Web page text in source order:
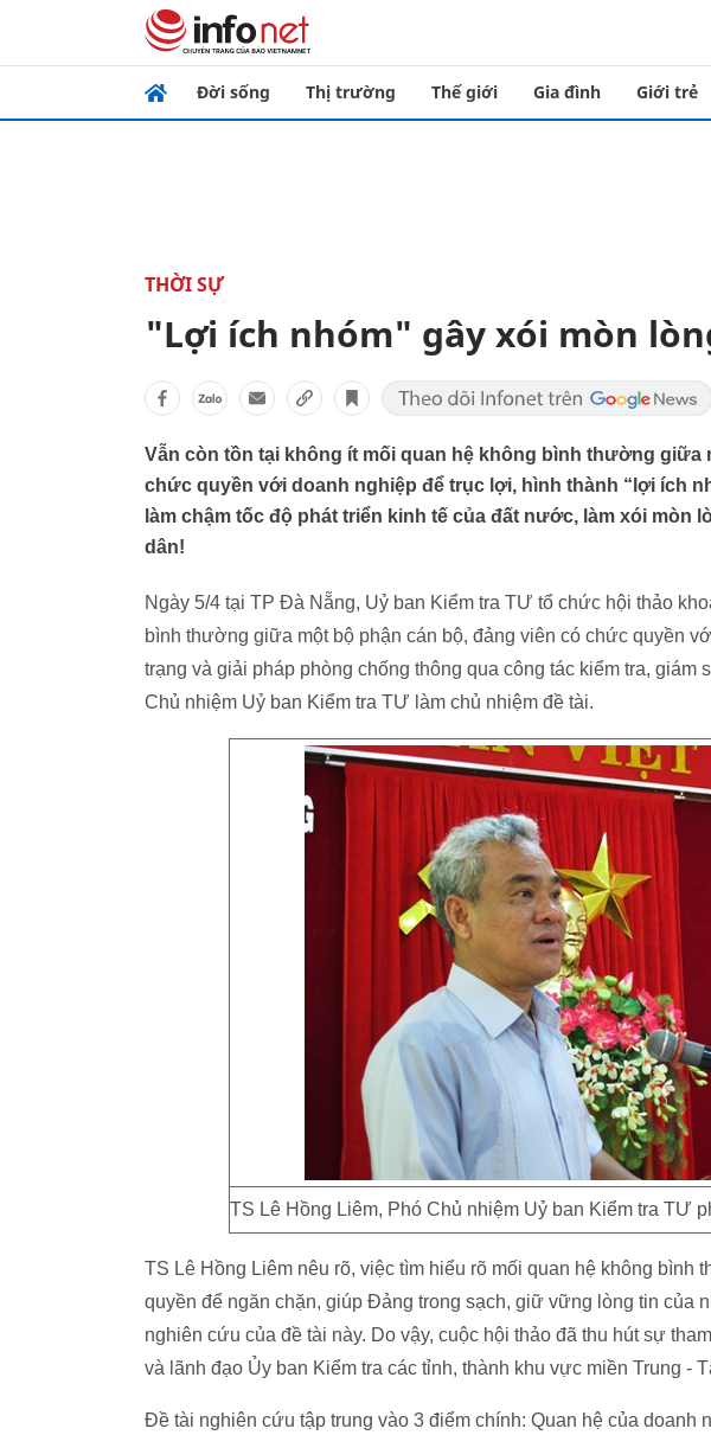
Đời sống Thị trường Thế giới Gia đình Giới trẻ
THỜI SỰ
"Lợi ích nhóm" gây xói mòn
Vẫn còn tồn tại không ít mối quan hệ không bình thường giữa
chức quyền với doanh nghiệp để trục lợi, hình thành “lợi ích
làm chậm tốc độ phát triển kinh tế của đất nước, làm xói mòn
dân!
Ngày 5/4 tại TP Đà Nẵng, Uỷ ban Kiểm tra TƯ tổ chức hội thảo
bình thường giữa một bộ phận cán bộ, đảng viên có chức quyền
trạng và giải pháp phòng chống thông qua công tác kiểm tra,
Chủ nhiệm Uỷ ban Kiểm tra TƯ làm chủ nhiệm đề tài.
TS Lê Hồng Liêm, Phó Chủ nhiệm Uỷ ban Kiểm tra TƯ
TS Lê Hồng Liêm nêu rõ, việc tìm hiểu rõ mối quan hệ không bình
quyền để ngăn chặn, giúp Đảng trong sạch, giữ vững lòng tin của
nghiên cứu của đề tài này. Do vậy, cuộc hội thảo đã thu hút sự
và lãnh đạo Ủy ban Kiểm tra các tỉnh, thành khu vực miền Trung -
Đề tài nghiên cứu tập trung vào 3 điểm chính: Quan hệ của doanh